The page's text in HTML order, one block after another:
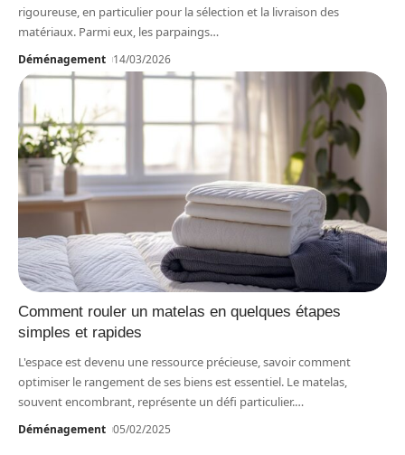
rigoureuse, en particulier pour la sélection et la livraison des
matériaux. Parmi eux, les parpaings…
Déménagement 14/03/2026
Comment rouler un matelas en quelques étapes
simples et rapides
L'espace est devenu une ressource précieuse, savoir comment
optimiser le rangement de ses biens est essentiel. Le matelas,
souvent encombrant, représente un défi particulier.…
Déménagement 05/02/2025